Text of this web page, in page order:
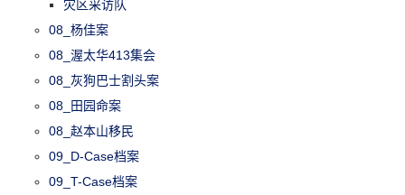
灾区采访队
08_杨佳案
08_渥太华413集会
08_灰狗巴士割头案
08_田园命案
08_赵本山移民
09_D-Case档案
09_T-Case档案